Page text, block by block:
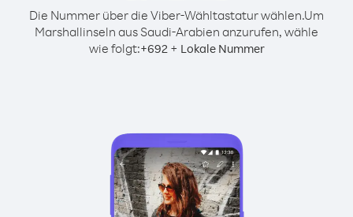
Die Nummer über die Viber-Wähltastatur wählen.Um
Marshallinseln aus Saudi-Arabien anzurufen, wähle
wie folgt:+692+ Lokale Nummer